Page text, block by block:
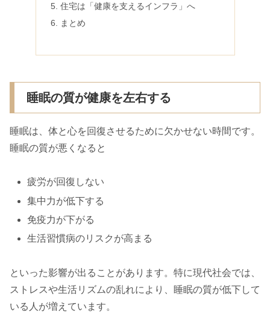
住宅は「健康を支えるインフラ」へ
まとめ
睡眠の質が健康を左右する
睡眠は、体と心を回復させるために欠かせない時間です。
睡眠の質が悪くなると
疲労が回復しない
集中力が低下する
免疫力が下がる
生活習慣病のリスクが高まる
といった影響が出ることがあります。特に現代社会では、
ストレスや生活リズムの乱れにより、睡眠の質が低下して
いる人が増えています。